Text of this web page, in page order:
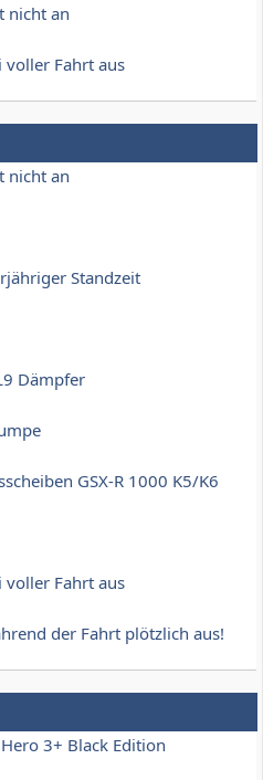
nicht an
voller Fahrt aus
nicht an
Standzeit
Dämpfer
GSX-R 1000 K5/K6
voller Fahrt aus
der Fahrt plötzlich aus!
3+ Black Edition